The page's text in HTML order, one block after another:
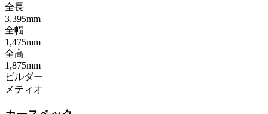
全長
3,395mm
全幅
1,475mm
全高
1,875mm
ビルダー
メティオ